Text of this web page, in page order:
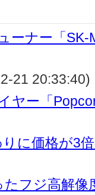
ーナー「SK-
21 20:33:40)
ヤー「
に価格が3
フジ高解像